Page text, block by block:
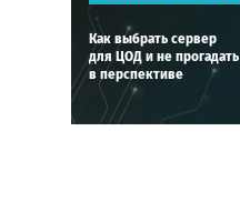
Как выбрать сервер
для ЦОД и не прогадать
в перспективе